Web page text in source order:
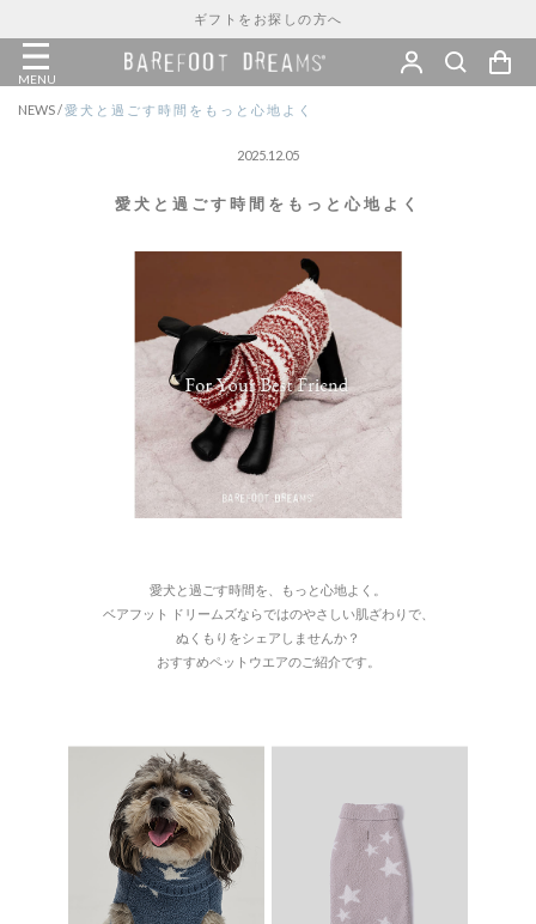
ギフトをお探しの方へ
MENU
NEWS/愛犬と過ごす時間をもっと心地よく
2025.12.05
愛犬と過ごす時間をもっと心地よく
愛犬と過ごす時間を、もっと心地よく。
ベアフット ドリームズならではのやさしい肌ざわりで、
ぬくもりをシェアしませんか？
おすすめペットウエアのご紹介です。